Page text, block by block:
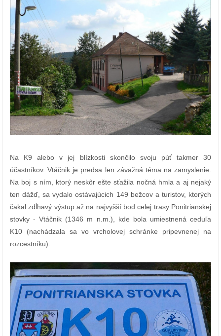
Na K9 alebo v jej blízkosti skončilo svoju púť takmer 30
účastníkov. Vtáčnik je predsa len závažná téma na zamyslenie.
Na boj s ním, ktorý neskôr ešte sťažila nočná hmla a aj nejaký
ten dážď, sa vydalo ostávajúcich 149 bežcov a turistov, ktorých
čakal zdĺhavý výstup až na najvyšší bod celej trasy Ponitrianskej
stovky - Vtáčnik (1346 m n.m.), kde bola umiestnená ceduľa
K10 (nachádzala sa vo vrcholovej schránke pripevnenej na
rozcestníku).